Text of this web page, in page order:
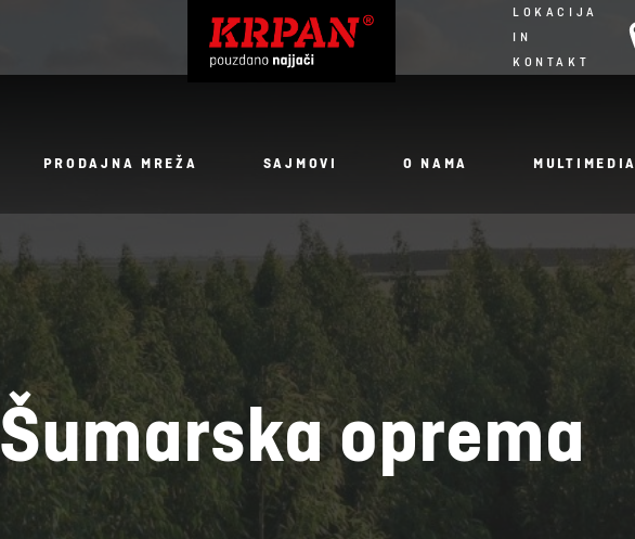
LOKACIJA
IN
KONTAKT
PRODAJNA MREŽA SAJMOVI O NAMA MULTIMEDIA
Šumarska oprema